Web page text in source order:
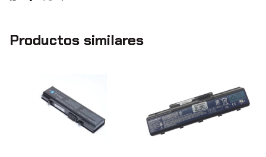
Productos similares